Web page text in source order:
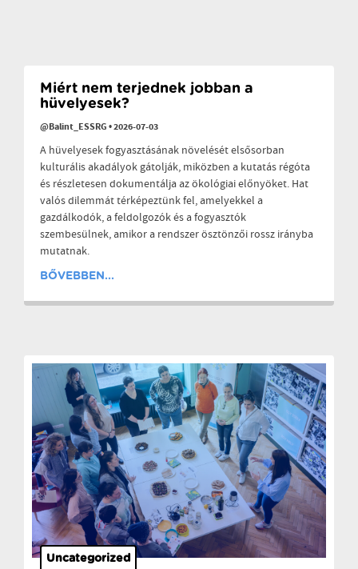
Miért nem terjednek jobban a
hüvelyesek?
@Balint_ESSRG•2026-07-03
A hüvelyesek fogyasztásának növelését elsősorban
kulturális akadályok gátolják, miközben a kutatás régóta
és részletesen dokumentálja az ökológiai előnyöket. Hat
valós dilemmát térképeztünk fel, amelyekkel a
gazdálkodók, a feldolgozók és a fogyasztók
szembesülnek, amikor a rendszer ösztönzői rossz irányba
mutatnak.
BŐVEBBEN...
Uncategorized